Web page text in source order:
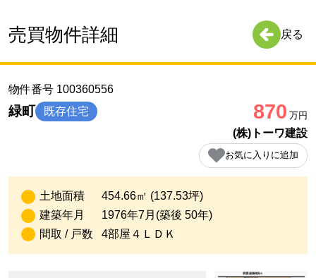
賃貸
売買物件詳細 戻る
物件番号 100360556
緑町 既存住宅 870 万円
(株)トーワ建設
お気に入りに追加
土地面積
454.66㎡ (137.53坪)
建築年月
1976年7月(築後 50年)
間取 / 戸数
4部屋４ＬＤＫ